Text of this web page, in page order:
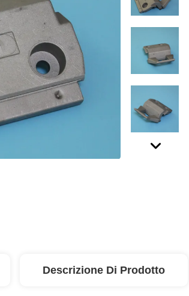
Descrizione Di Prodotto